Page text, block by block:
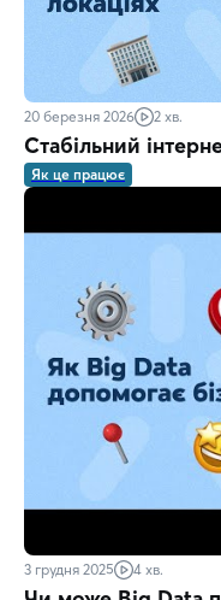
20 березня 2026 2 хв.
Стабільний
Як це працює
3 грудня 2025 4 хв.